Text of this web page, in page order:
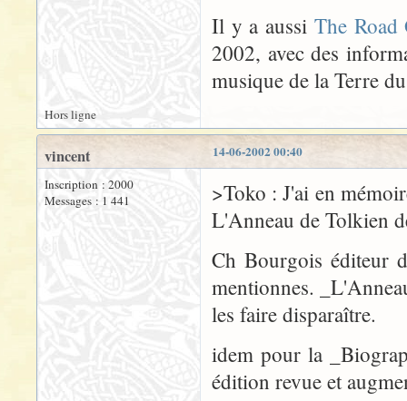
Il y a aussi The Road
2002, avec des
musique de la Terre
Hors ligne
14-06-2002 00:40
vincent
Inscription : 2000
Messages : 1 441
>Toko : J'ai en
L'Anneau de Tolkien
Ch Bourgois éditeur
mentionnes.
les faire disparaître.
idem pour la
édition revue et